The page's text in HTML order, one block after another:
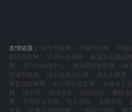
友情链接： 中华书画网 中国书法网 中国
刺绣文化网
VI设计知识网 校园文化建设网
网
学习力训练中心 旅游风景名胜网
型城市建设
域名投资知识网 意志力教育
界童话故事网
中小学生作文网 余建祥工
网
玩中学 笑话大王 科技前沿 趣味地
季
中国茶文化网 作文评论 天赋车站